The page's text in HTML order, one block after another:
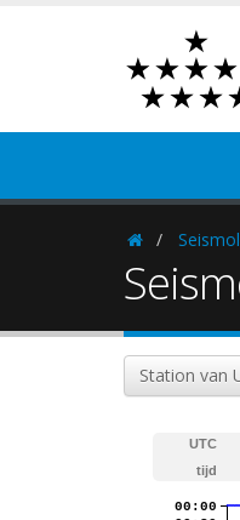
Homepage
Station van
UTC
tijd
00:00